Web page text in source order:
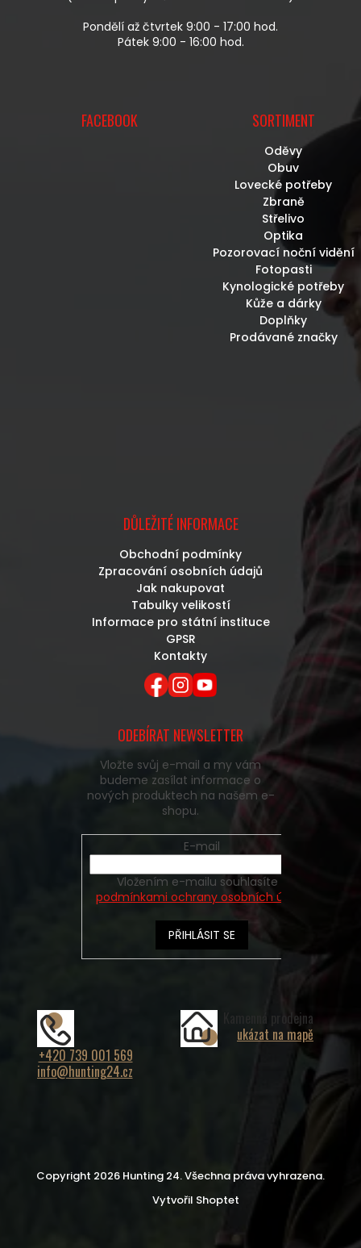
Pondělí až čtvrtek 9:00 - 17:00 hod.
Pátek 9:00 - 16:00 hod.
FACEBOOK SORTIMENT
Oděvy
Obuv
Lovecké potřeby
Zbraně
Střelivo
Optika
Pozorovací noční vidění
Fotopasti
Kynologické potřeby
Kůže a dárky
Doplňky
Prodávané značky
DŮLEŽITÉ INFORMACE
Obchodní podmínky
Zpracování osobních údajů
Jak nakupovat
Tabulky velikostí
Informace pro státní instituce
GPSR
Kontakty
ODEBÍRAT NEWSLETTER
Vložte svůj e-mail a my vám
budeme zasílat informace o
nových produktech na našem e-
shopu.
E-mail
podmínkami ochrany osobních údajů
PŘIHLÁSIT SE
+420 739 001 569
info@hunting24.cz
Kamenná prodejna
ukázat na mapě
Vytvořil Shoptet
Copyright 2026 Hunting 24. Všechna práva vyhrazena.